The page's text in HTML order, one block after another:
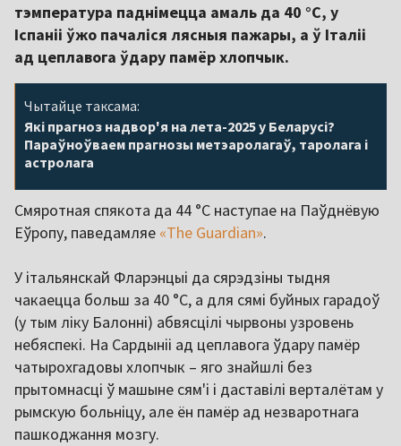
тэмпература паднімецца амаль да 40 °C, у
Іспаніі ўжо пачаліся лясныя пажары, а ў Італіі
ад цеплавога ўдару памёр хлопчык.
Чытайце таксама:
Які прагноз надвор'я на лета-2025 у Беларусі?
Параўноўваем прагнозы метэаролагаў, таролага і
астролага
Смяротная спякота да 44 °C наступае на Паўднёвую
Еўропу, паведамляе «The Guardian».
У італьянскай Фларэнцыі да сярэдзіны тыдня
чакаецца больш за 40 °C, а для сямі буйных гарадоў
(у тым ліку Балонні) абвясцілі чырвоны узровень
небяспекі. На Сардыніі ад цеплавога ўдару памёр
чатырохгадовы хлопчык – яго знайшлі без
прытомнасці ў машыне сям'і і даставілі верталётам у
рымскую больніцу, але ён памёр ад незваротнага
пашкоджання мозгу.